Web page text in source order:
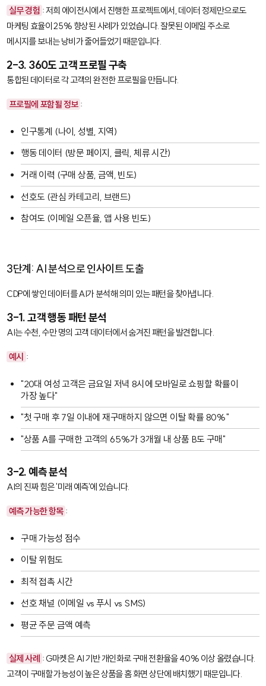
실무 경험 : 저희 에이전시에서 진행한 프로젝트에서, 데이터 정제만으로도
마케팅 효율이 25% 향상된 사례가 있었습니다. 잘못된 이메일 주소로
메시지를 보내는 낭비가 줄어들었기 때문입니다.
2-3. 360도 고객 프로필 구축
통합된 데이터로 각 고객의 완전한 프로필을 만듭니다.
프로필에 포함될 정보 :
인구통계 (나이, 성별, 지역)
행동 데이터 (방문 페이지, 클릭, 체류 시간)
거래 이력 (구매 상품, 금액, 빈도)
선호도 (관심 카테고리, 브랜드)
참여도 (이메일 오픈율, 앱 사용 빈도)
3단계: AI 분석으로 인사이트 도출
CDP에 쌓인 데이터를 AI가 분석해 의미 있는 패턴을 찾아냅니다.
3-1. 고객 행동 패턴 분석
AI는 수천, 수만 명의 고객 데이터에서 숨겨진 패턴을 발견합니다.
예시 :
"20대 여성 고객은 금요일 저녁 8시에 모바일로 쇼핑할 확률이
가장 높다"
"첫 구매 후 7일 이내에 재구매하지 않으면 이탈 확률 80%"
"상품 A를 구매한 고객의 65%가 3개월 내 상품 B도 구매"
3-2. 예측 분석
AI의 진짜 힘은 '미래 예측'에 있습니다.
예측 가능한 항목 :
구매 가능성 점수
이탈 위험도
최적 접촉 시간
선호 채널 (이메일 vs 푸시 vs SMS)
평균 주문 금액 예측
실제 사례 : G마켓은 AI 기반 개인화로 구매 전환율을 40% 이상 올렸습니다.
고객이 구매할 가능성이 높은 상품을 홈 화면 상단에 배치했기 때문입니다.